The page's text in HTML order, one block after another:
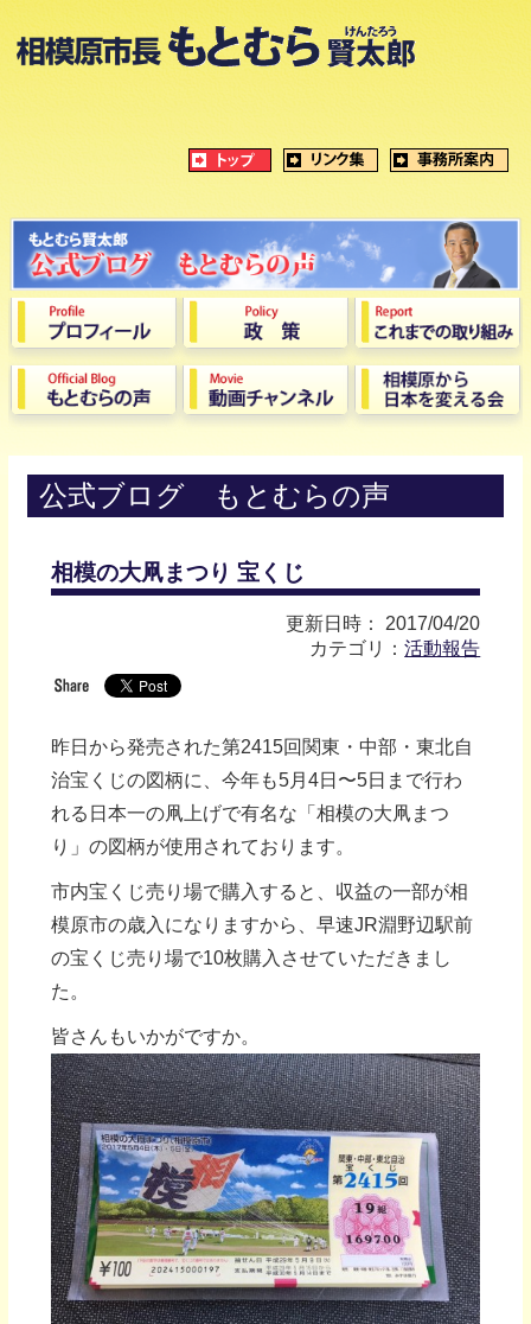
公式ブログ もとむらの声
相模の大凧まつり 宝くじ
更新日時： 2017/04/20
カテゴリ：活動報告
昨日から発売された第2415回関東・中部・東北自
治宝くじの図柄に、今年も5月4日〜5日まで行わ
れる日本一の凧上げで有名な「相模の大凧まつ
り」の図柄が使用されております。
市内宝くじ売り場で購入すると、収益の一部が相
模原市の歳入になりますから、早速JR淵野辺駅前
の宝くじ売り場で10枚購入させていただきまし
た。
皆さんもいかがですか。